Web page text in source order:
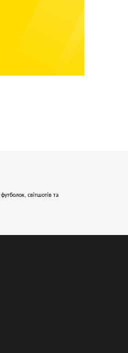
футболок, світшотів та